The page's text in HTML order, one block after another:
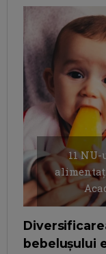
11
bebelușului